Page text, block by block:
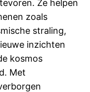
Ze helpen
zoals
straling,
inzichten
kosmos
Met